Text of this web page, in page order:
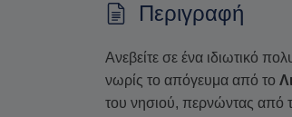
Περιγραφή
Ανεβείτε σε ένα ιδιωτικό
νωρίς το απόγευμα από το
του νησιού, περνώντας από